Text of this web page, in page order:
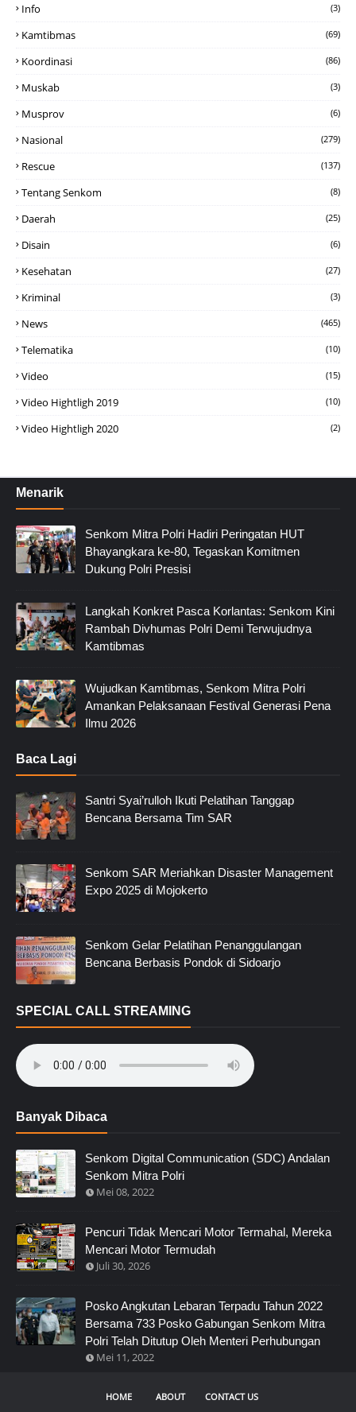
Info (3)
Kamtibmas (69)
Koordinasi (86)
Muskab (3)
Musprov (6)
Nasional (279)
Rescue (137)
Tentang Senkom (8)
Daerah (25)
Disain (6)
Kesehatan (27)
Kriminal (3)
News (465)
Telematika (10)
Video (15)
Video Hightligh 2019 (10)
Video Hightligh 2020 (2)
Menarik
Senkom Mitra Polri Hadiri Peringatan HUT
Bhayangkara ke-80, Tegaskan Komitmen
Dukung Polri Presisi
Langkah Konkret Pasca Korlantas: Senkom Kini
Rambah Divhumas Polri Demi Terwujudnya
Kamtibmas
Wujudkan Kamtibmas, Senkom Mitra Polri
Amankan Pelaksanaan Festival Generasi Pena
Ilmu 2026
Baca Lagi
Santri Syai’rulloh Ikuti Pelatihan Tanggap
Bencana Bersama Tim SAR
Senkom SAR Meriahkan Disaster Management
Expo 2025 di Mojokerto
Senkom Gelar Pelatihan Penanggulangan
Bencana Berbasis Pondok di Sidoarjo
SPECIAL CALL STREAMING
Banyak Dibaca
Senkom Digital Communication (SDC) Andalan
Senkom Mitra Polri
Mei 08, 2022
Pencuri Tidak Mencari Motor Termahal, Mereka
Mencari Motor Termudah
Juli 30, 2026
Posko Angkutan Lebaran Terpadu Tahun 2022
Bersama 733 Posko Gabungan Senkom Mitra
Polri Telah Ditutup Oleh Menteri Perhubungan
Mei 11, 2022
HOME ABOUT CONTACT US